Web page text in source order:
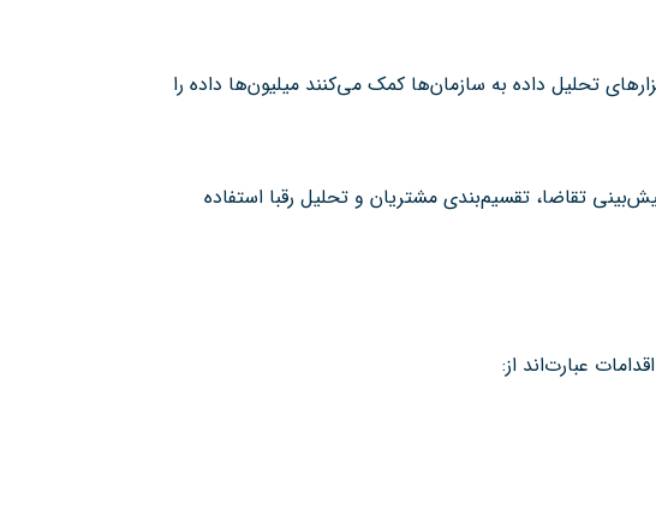
تحلیل داده به سازمان‌ها کمک می‌کنند میلیون‌ها داده را
تقاضا، تقسیم‌بندی مشتریان و تحلیل رقبا استفاده
عبارت‌اند از: